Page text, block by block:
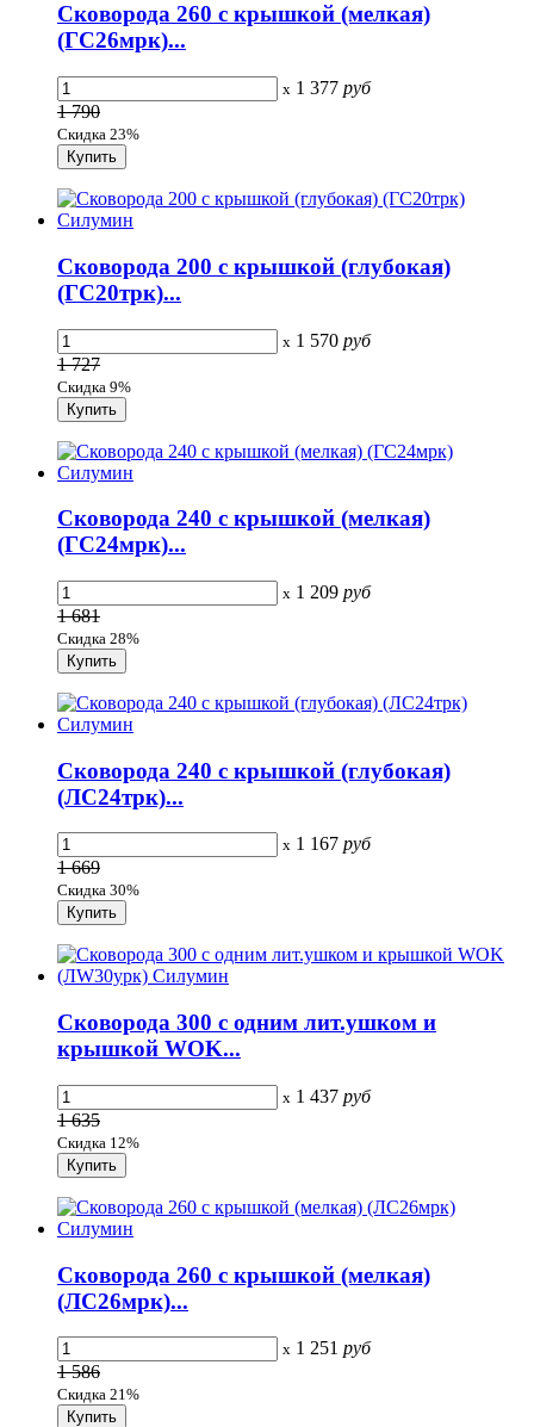
Сковорода 260 с крышкой (мелкая)
(ГС26мpк)...
x 1 377 руб
1 790
Скидка 23%
Сковорода 200 с крышкой (глубокая)
(ГС20тpк)...
x 1 570 руб
1 727
Скидка 9%
Сковорода 240 с крышкой (мелкая)
(ГС24мpк)...
x 1 209 руб
1 681
Скидка 28%
Сковорода 240 с крышкой (глубокая)
(ЛС24тpк)...
x 1 167 руб
1 669
Скидка 30%
Сковорода 300 с одним лит.ушком и
крышкой WOK...
x 1 437 руб
1 635
Скидка 12%
Сковорода 260 с крышкой (мелкая)
(ЛС26мpк)...
x 1 251 руб
1 586
Скидка 21%